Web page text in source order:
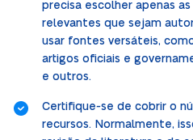
precisa escolher apenas
relevantes que sejam
usar fontes versáteis,
artigos oficiais e
e outros.
Certifique-se de cobrir o
recursos. Normalmente,